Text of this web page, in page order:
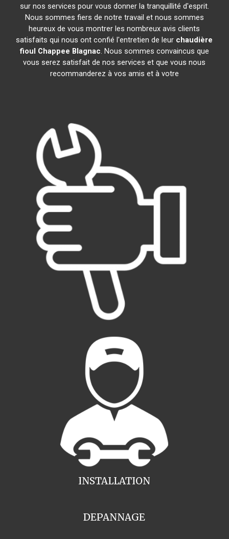
sur nos services pour vous donner la tranquillité d'esprit.
Nous sommes fiers de notre travail et nous sommes
heureux de vous montrer les nombreux avis clients
satisfaits qui nous ont confié l'entretien de leur chaudière
fioul Chappee Blagnac. Nous sommes convaincus que
vous serez satisfait de nos services et que vous nous
recommanderez à vos amis et à votre
INSTALLATION
DEPANNAGE